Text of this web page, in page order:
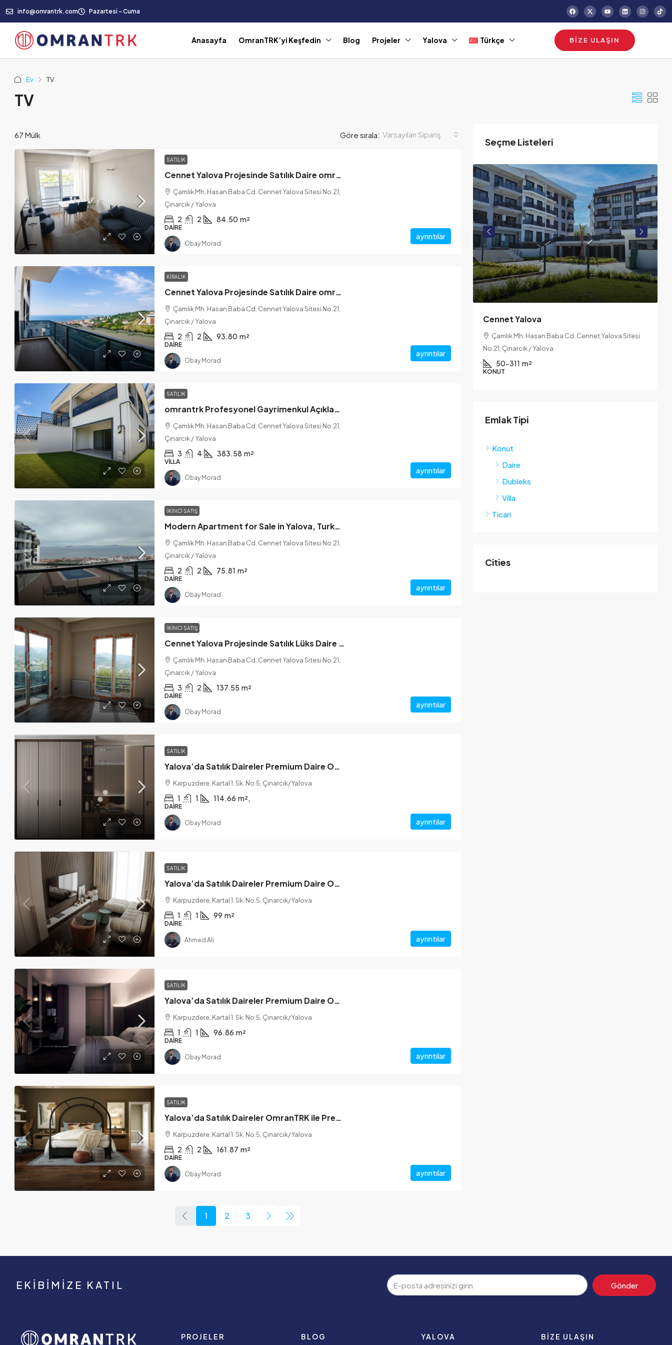
info@omrantrk.com Pazartesi - Cuma
Anasayfa OmranTRK’yi Keşfedin Blog Projeler Yalova Türkçe BIZE ULAŞIN
Ev TV
TV
67 Mülk Göre sırala: Varsayılan Sipariş
SATILIK
Cennet Yalova Projesinde Satılık Daire omrantrk
Çamlık Mh. Hasan Baba Cd. Cennet Yalova Sitesi No.21,
Çınarcık / Yalova
2 2 84.50 m²
DAIRE
ayrıntılar
Obay Morad
KIRALIK
Cennet Yalova Projesinde Satılık Daire omrantrk
Çamlık Mh. Hasan Baba Cd. Cennet Yalova Sitesi No.21,
Çınarcık / Yalova
2 2 93.80 m²
DAIRE
ayrıntılar
Obay Morad
SATILIK
omrantrk Profesyonel Gayrimenkul Açıklaması
Çamlık Mh. Hasan Baba Cd. Cennet Yalova Sitesi No.21,
Çınarcık / Yalova
3 4 383.58 m²
VILLA
ayrıntılar
Obay Morad
İKINCI SATIŞ
Modern Apartment for Sale in Yalova, Turkey omrantrk
Çamlık Mh. Hasan Baba Cd. Cennet Yalova Sitesi No.21,
Çınarcık / Yalova
2 2 75.81 m²
DAIRE
ayrıntılar
Obay Morad
İKINCI SATIŞ
Cennet Yalova Projesinde Satılık Lüks Daire omrantrk
Çamlık Mh. Hasan Baba Cd. Cennet Yalova Sitesi No.21,
Çınarcık / Yalova
3 2 137.55 m²
DAIRE
ayrıntılar
Obay Morad
SATILIK
Yalova’da Satılık Daireler Premium Daire OmranTRK ile
Karpuzdere, Kartal 1. Sk. No:5, Çınarcık/Yalova
1 1 114.66 m²,
DAIRE
ayrıntılar
Obay Morad
SATILIK
Yalova’da Satılık Daireler Premium Daire OmranTRK ile
Karpuzdere, Kartal 1. Sk. No:5, Çınarcık/Yalova
1 1 99 m²
DAIRE
ayrıntılar
Ahmed Ali
SATILIK
Yalova’da Satılık Daireler Premium Daire OmranTRK ile
Karpuzdere, Kartal 1. Sk. No:5, Çınarcık/Yalova
1 1 96.86 m²
DAIRE
ayrıntılar
Obay Morad
SATILIK
Yalova’da Satılık Daireler OmranTRK ile Premium Yatırım Fırsatı
Karpuzdere, Kartal 1. Sk. No:5, Çınarcık/Yalova
2 2 161.87 m²
DAIRE
ayrıntılar
Obay Morad
1 2 3
Seçme Listeleri
$175,000/'den başlıyor
AL-Moruj
Kadıköy Beldesi Özden Mah. Nur 1 Sk. No.7/33
Merkez Yalova
200-400 m²
KONUT
Cennet Yalova
Çamlık Mh. Hasan Baba Cd. Cennet Yalova Sitesi
No.21, Çınarcık / Yalova
50-311 m²
KONUT
Emlak Tipi
Konut
Daire
Dubleks
Villa
Ticari
Cities
EKIBIMIZE KATIL Gönder
PROJELER BLOG YALOVA BIZE ULAŞIN